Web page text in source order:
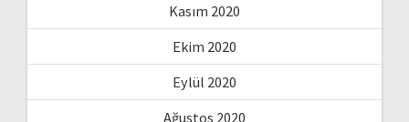
Kasım 2020
Ekim 2020
Eylül 2020
Ağustos 2020